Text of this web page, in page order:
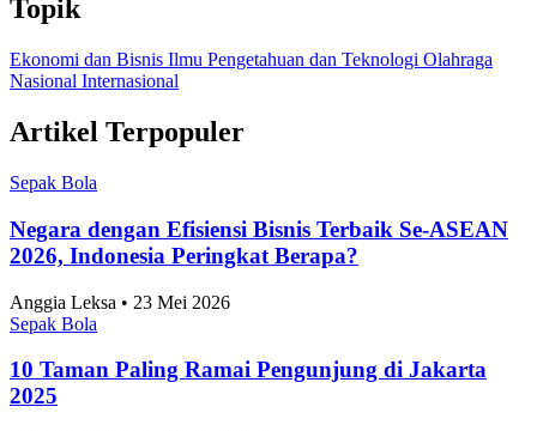
Topik
Ekonomi dan Bisnis Ilmu Pengetahuan dan Teknologi Olahraga
Nasional Internasional
Artikel Terpopuler
Sepak Bola
Negara dengan Efisiensi Bisnis Terbaik Se-ASEAN
2026, Indonesia Peringkat Berapa?
Anggia Leksa • 23 Mei 2026
Sepak Bola
10 Taman Paling Ramai Pengunjung di Jakarta
2025